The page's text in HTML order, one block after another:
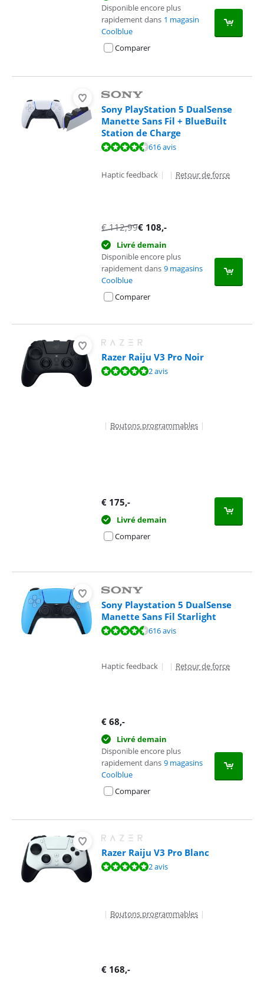
Disponible encore plus
rapidement dans 1 magasin
Coolblue
Comparer
Sony PlayStation 5 DualSense
Manette Sans Fil + BlueBuilt
Station de Charge
La note est de 9,4 sur 10, basée sur 616 avis.
616 avis
Haptic feedback | | Retour de force
€112,99€ 108,-
Livré demain
Disponible encore plus
rapidement dans 9 magasins
Coolblue
Comparer
Razer Raiju V3 Pro Noir
La note est de 10 sur 10, basée sur 2 avis.2 avis
| Boutons programmables |
€ 175,-
Livré demain
Comparer
Sony Playstation 5 DualSense
Manette Sans Fil Starlight
La note est de 9,4 sur 10, basée sur 616 avis.
616 avis
Haptic feedback | | Retour de force
€ 68,-
Livré demain
Disponible encore plus
rapidement dans 9 magasins
Coolblue
Comparer
Razer Raiju V3 Pro Blanc
La note est de 10 sur 10, basée sur 2 avis.2 avis
| Boutons programmables |
€ 168,-